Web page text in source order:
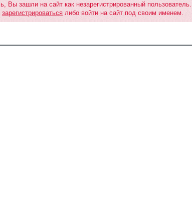
Вы зашли на сайт как незарегистрированный пользователь.
зарегистрироваться либо войти на сайт под своим именем.